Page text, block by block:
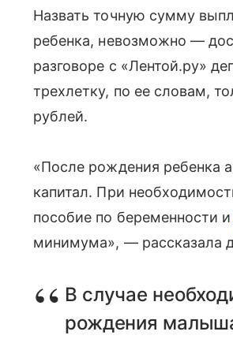
Назвать точную сумму
ребенка, невозможно —
разговоре с «Лентой.ру»
трехлетку, по ее словам,
рублей.
«После рождения ребенка
капитал. При
пособие по беременности и
минимума», — рассказала
В случае
рождения